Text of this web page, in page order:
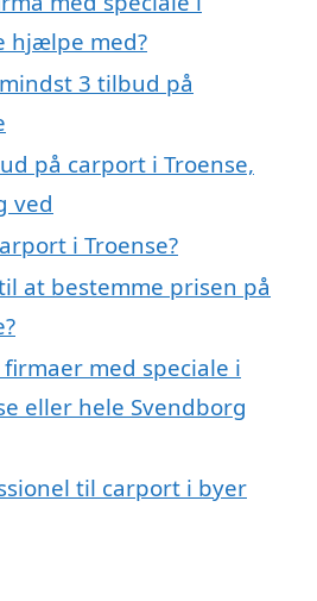
hjælpe med?
3 tilbud på
på carport i Troense,
ved
i Troense?
at bestemme prisen på
med speciale i
eller hele Svendborg
til carport i byer